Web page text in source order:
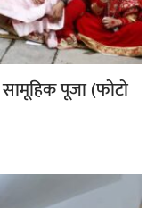
सामूहिक पूजा (फोटो